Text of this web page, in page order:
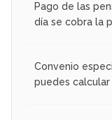
Pago de las
día se cobra la
Convenio
puedes